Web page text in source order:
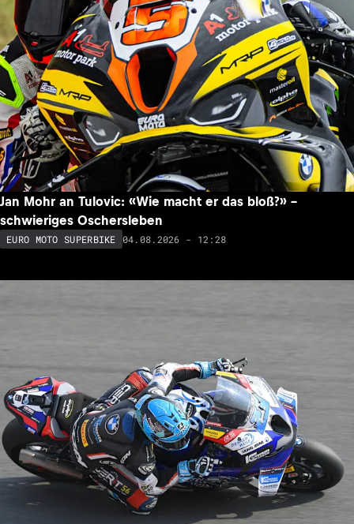
Jan Mohr an Tulovic: «Wie macht er das bloß?» –
schwieriges Oschersleben
EURO MOTO SUPERBIKE 04.08.2026 - 12:28